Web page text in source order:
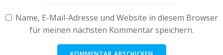
Name, E-Mail-Adresse und Website in diesem Browser
für meinen nächsten Kommentar speichern.